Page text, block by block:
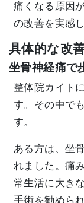
痛くなる原因
の改善を実感
具体的な改
坐骨神経痛で
整体院カイト
す。その中で
す。
ある方は、坐
れました。痛
常生活に大き
手術を勧めら